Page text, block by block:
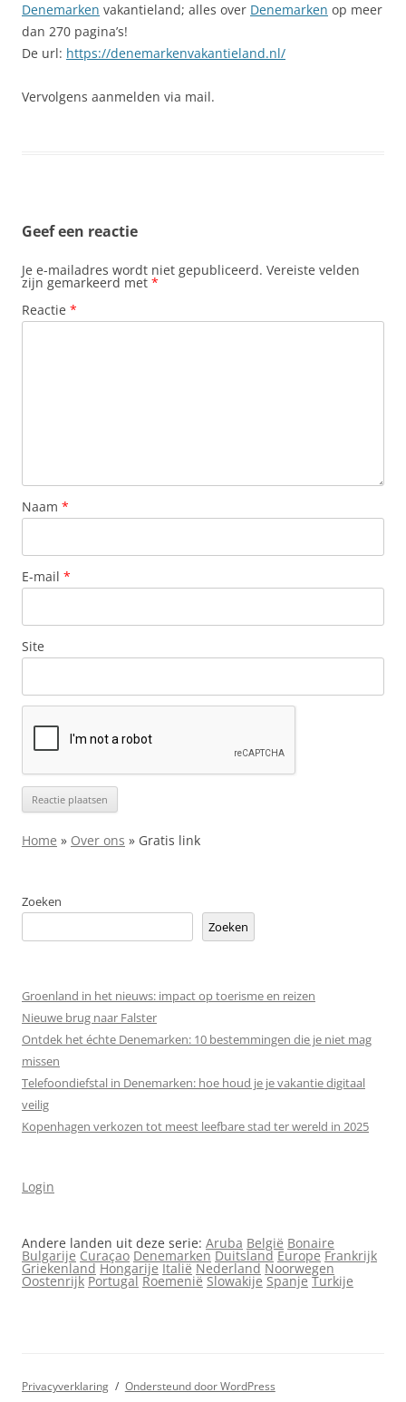
Denemarken vakantieland; alles over Denemarken op meer
dan 270 pagina’s!
De url: https://denemarkenvakantieland.nl/
Vervolgens aanmelden via mail.
Geef een reactie
Je e-mailadres wordt niet gepubliceerd. Vereiste velden
zijn gemarkeerd met *
Reactie *
Naam *
E-mail *
Site
Home » Over ons » Gratis link
Zoeken
Zoeken
Groenland in het nieuws: impact op toerisme en reizen
Nieuwe brug naar Falster
Ontdek het échte Denemarken: 10 bestemmingen die je niet mag
missen
Telefoondiefstal in Denemarken: hoe houd je je vakantie digitaal
veilig
Kopenhagen verkozen tot meest leefbare stad ter wereld in 2025
Login
Andere landen uit deze serie: Aruba België Bonaire
Bulgarije Curaçao Denemarken Duitsland Europe Frankrijk
Griekenland Hongarije Italië Nederland Noorwegen
Oostenrijk Portugal Roemenië Slowakije Spanje Turkije
Privacyverklaring Ondersteund door WordPress